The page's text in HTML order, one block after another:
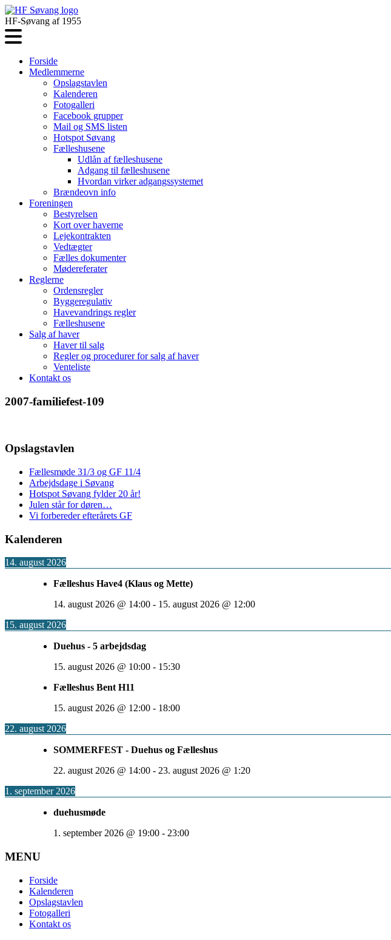
HF-Søvang af 1955
Forside
Medlemmerne
Opslagstavlen
Kalenderen
Fotogalleri
Facebook grupper
Mail og SMS listen
Hotspot Søvang
Fælleshusene
Udlån af fælleshusene
Adgang til fælleshusene
Hvordan virker adgangssystemet
Brændeovn info
Foreningen
Bestyrelsen
Kort over haverne
Lejekontrakten
Vedtægter
Fælles dokumenter
Mødereferater
Reglerne
Ordensregler
Byggeregulativ
Havevandrings regler
Fælleshusene
Salg af haver
Haver til salg
Regler og procedurer for salg af haver
Venteliste
Kontakt os
2007-familiefest-109
Opslagstavlen
Fællesmøde 31/3 og GF 11/4
Arbejdsdage i Søvang
Hotspot Søvang fylder 20 år!
Julen står for døren…
Vi forbereder efterårets GF
Kalenderen
14. august 2026
Fælleshus Have4 (Klaus og Mette)
14. august 2026 @ 14:00 - 15. august 2026 @ 12:00
15. august 2026
Duehus - 5 arbejdsdag
15. august 2026 @ 10:00 - 15:30
Fælleshus Bent H11
15. august 2026 @ 12:00 - 18:00
22. august 2026
SOMMERFEST - Duehus og Fælleshus
22. august 2026 @ 14:00 - 23. august 2026 @ 1:20
1. september 2026
duehusmøde
1. september 2026 @ 19:00 - 23:00
MENU
Forside
Kalenderen
Opslagstavlen
Fotogalleri
Kontakt os